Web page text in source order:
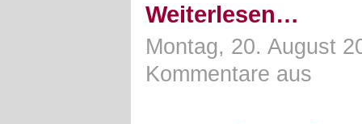
Weiterlesen…
Montag, 20. August
Kommentare aus